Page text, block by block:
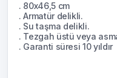
. 80x46,5 cm
. Armatür delikli.
. Su taşma delikli.
. Tezgah üstü veya
. Garanti süresi 10 yıldır